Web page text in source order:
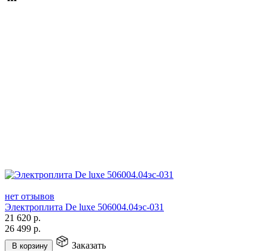
нет отзывов
Электроплита De luxe 506004.04эс-031
21 620 р.
26 499 р.
В корзину Заказать